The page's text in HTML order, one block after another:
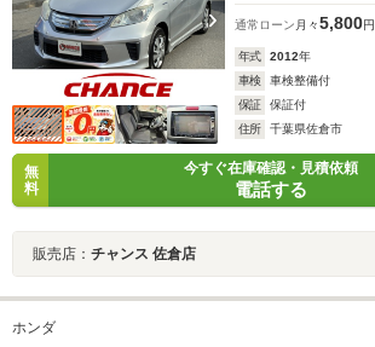
通常ローン 月々5,800円
年式 2012年
車検
車検整備付
保証
保証付
住所
千葉県佐倉市
無
料
今すぐ在庫確認・見積依頼
電話する
販売店： チャンス 佐倉店
ホンダ